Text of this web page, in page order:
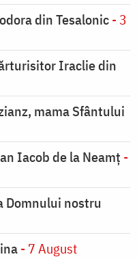
din Tesalonic- 3
Iraclie din
mama Sfântului
Iacob de la Neamț -
Domnului nostru
- 7 August